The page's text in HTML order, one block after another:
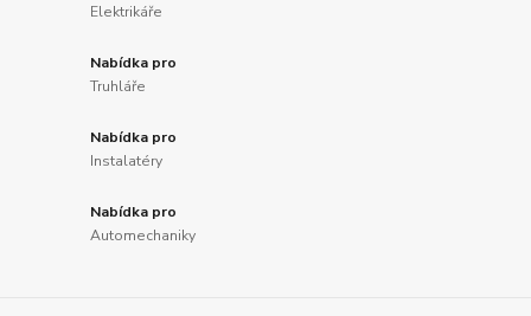
Elektrikáře
Nabídka pro
Truhláře
Nabídka pro
Instalatéry
Nabídka pro
Automechaniky